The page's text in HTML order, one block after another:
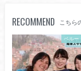
RECOMMEND こちら
ペルー